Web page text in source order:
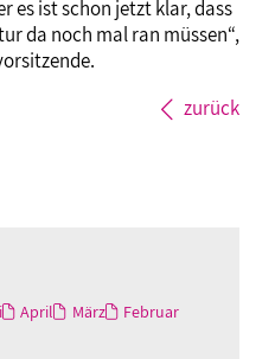
es ist schon jetzt klar, dass
da noch mal ran müssen“,
zurück
April März
Februar